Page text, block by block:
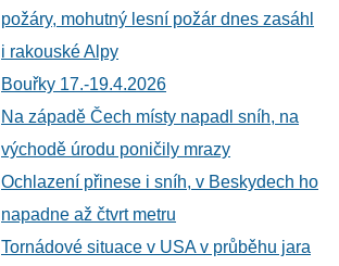
požáry, mohutný lesní požár dnes zasáhl
i rakouské Alpy
Bouřky 17.-19.4.2026
Na západě Čech místy napadl sníh, na
východě úrodu poničily mrazy
Ochlazení přinese i sníh, v Beskydech ho
napadne až čtvrt metru
Tornádové situace v USA v průběhu jara